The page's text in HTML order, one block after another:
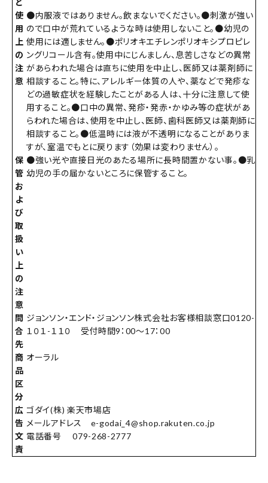
使
用
上
の
注
意
●内服液ではありません。飲まないでください。●刺激が強い
ので口中が荒れているような時は使用しないこと。●幼児の
使用には適しません。●ポリオキエチレンポリオキシプロピレ
ングリコール含有。使用中にじんましん、息苦しさなどの異常
があらわれた場合は直ちに使用を中止し、医師又は薬剤師に
相談すること。特に、アレルギー体質の人や、薬などで発疹な
どの過敏症状を経験したことがある人は、十分に注意して使
用すること。●口中の異常、発疹・発赤・かゆみ等の症状があ
らわれた場合は、使用を中止し、医師、歯科医師又は薬剤師に
相談すること。●低温時には液が不透明になることがありま
すが、室温でもとに戻ります（効果は変わりません）。
保
管
お
よ
び
取
扱
い
上
の
注
意
●強い光や直接日光のあたる場所に長時間置かない事。●乳
幼児の手の届かないところに保管すること。
問
合
先
ジョンソン・エンド・ジョンソン株式会社お客様相談窓口0120-
１０１-１１０ 受付時間9：00～17：00
商
品
区
分
オーラル
広
告
文
責
ゴダイ(株) 楽天市場店
メールアドレス e-godai_4@shop.rakuten.co.jp
電話番号 079-268-2777